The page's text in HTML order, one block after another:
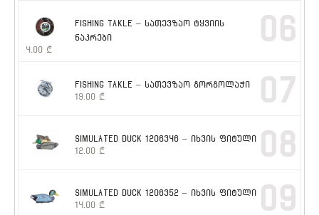
FISHING TAKLE – სათევზაო ტყვიის
ნაკრები
4.00 ₾
06
FISHING TAKLE – სათევზაო გორგოლაჭი
19.00 ₾ 07
SIMULATED DUCK 1206346 – იხვის ფიტული
12.00 ₾ 08
SIMULATED DUCK 1206352 – იხვის ფიტული
14.00 ₾ 09